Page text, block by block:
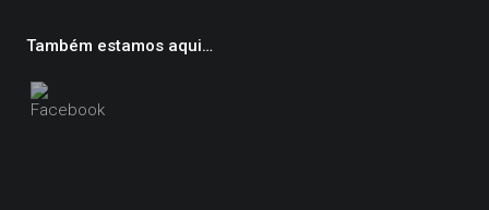
Também estamos aqui…